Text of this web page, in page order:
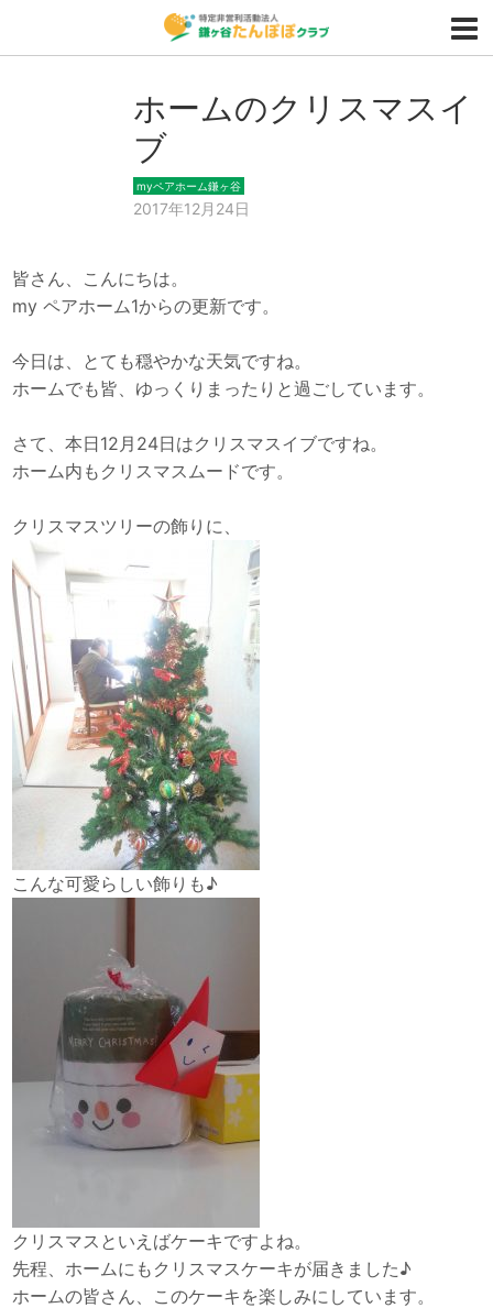
ホームのクリスマスイ
ブ
myペアホーム鎌ヶ谷
2017年12月24日
皆さん、こんにちは。
my ペアホーム1からの更新です。
今日は、とても穏やかな天気ですね。
ホームでも皆、ゆっくりまったりと過ごしています。
さて、本日12月24日はクリスマスイブですね。
ホーム内もクリスマスムードです。
クリスマスツリーの飾りに、
こんな可愛らしい飾りも♪
クリスマスといえばケーキですよね。
先程、ホームにもクリスマスケーキが届きました♪
ホームの皆さん、このケーキを楽しみにしています。